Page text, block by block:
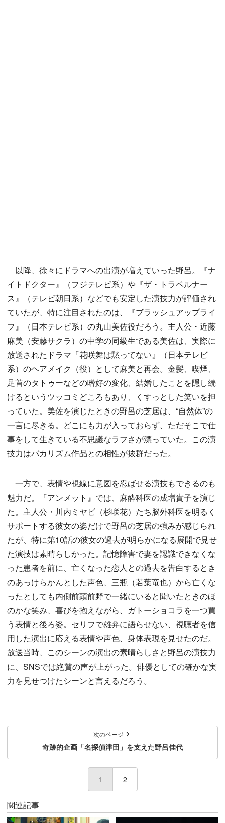
以降、徐々にドラマへの出演が増えていった野呂。『ナ
イトドクター』（フジテレビ系）や『ザ・トラベルナー
ス』（テレビ朝日系）などでも安定した演技力が評価され
ていたが、特に注目されたのは、『ブラッシュアップライ
フ』（日本テレビ系）の丸山美佐役だろう。主人公・近藤
麻美（安藤サクラ）の中学の同級生である美佐は、実際に
放送されたドラマ『花咲舞は黙ってない』（日本テレビ
系）のヘアメイク（役）として麻美と再会。金髪、喫煙、
足首のタトゥーなどの嗜好の変化、結婚したことを隠し続
けるというツッコミどころもあり、くすっとした笑いを担
っていた。美佐を演じたときの野呂の芝居は、“自然体”の
一言に尽きる。どこにも力が入っておらず、ただそこで仕
事をして生きている不思議なラフさが漂っていた。この演
技力はバカリズム作品との相性が抜群だった。
一方で、表情や視線に意図を忍ばせる演技もできるのも
魅力だ。『アンメット』では、麻酔科医の成増貴子を演じ
た。主人公・川内ミヤビ（杉咲花）たち脳外科医を明るく
サポートする彼女の姿だけで野呂の芝居の強みが感じられ
たが、特に第10話の彼女の過去が明らかになる展開で見せ
た演技は素晴らしかった。記憶障害で妻を認識できなくな
った患者を前に、亡くなった恋人との過去を告白するとき
のあっけらかんとした声色、三瓶（若葉竜也）から亡くな
ったとしても内側前頭前野で一緒にいると聞いたときのほ
のかな笑み、喜びを抱えながら、ガトーショコラを一つ買
う表情と後ろ姿。セリフで雄弁に語らせない、視聴者を信
用した演出に応える表情や声色、身体表現を見せたのだ。
放送当時、このシーンの演出の素晴らしさと野呂の演技力
に、SNSでは絶賛の声が上がった。俳優としての確かな実
力を見せつけたシーンと言えるだろう。
次のページ
奇跡的企画「名探偵津田」を支えた野呂佳代
1 (current)
2
関連記事